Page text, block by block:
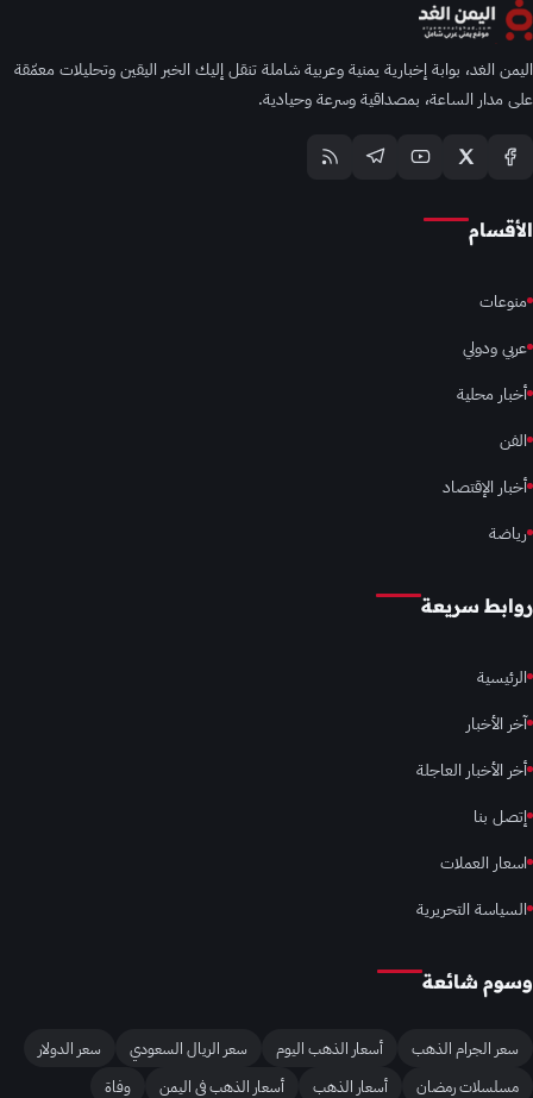
اليمن الغد، بوابة إخبارية يمنية وعربية شاملة تنقل إليك الخبر اليقين وتحليلات معمّقة
على مدار الساعة، بمصداقية وسرعة وحيادية.
الأقسام
منوعات
عربي ودولي
أخبار محلية
الفن
أخبار الإقتصاد
رياضة
روابط سريعة
الرئيسية
آخر الأخبار
أخر الأخبار العاجلة
إتصل بنا
اسعار العملات
السياسة التحريرية
وسوم شائعة
سعر الجرام الذهب أسعار الذهب اليوم سعر الريال السعودي
سعر الدولار
مسلسلات رمضان
أسعار الذهب أسعار الذهب في اليمن وفاة